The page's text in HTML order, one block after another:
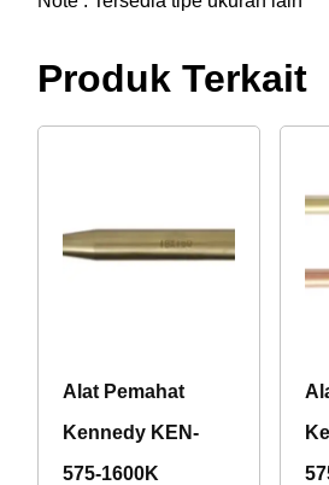
Produk Terkait
Alat Pemahat
Kennedy KEN-
575-1600K